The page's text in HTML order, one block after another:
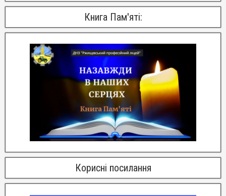
Книга Пам'яті:
Корисні посилання